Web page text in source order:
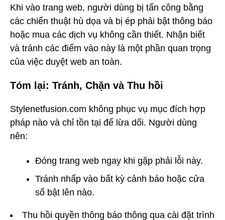
Khi vào trang web, người dùng bị tấn công bằng
các chiến thuật hù dọa và bị ép phải bật thông báo
hoặc mua các dịch vụ không cần thiết. Nhận biết
và tránh các điểm vào này là một phần quan trọng
của việc duyệt web an toàn.
Tóm lại: Tránh, Chặn và Thu hồi
Stylenetfusion.com không phục vụ mục đích hợp
pháp nào và chỉ tồn tại để lừa dối. Người dùng
nên:
Đóng trang web ngay khi gặp phải lỗi này.
Tránh nhấp vào bất kỳ cảnh báo hoặc cửa
sổ bật lên nào.
Thu hồi quyền thông báo thông qua cài đặt trình